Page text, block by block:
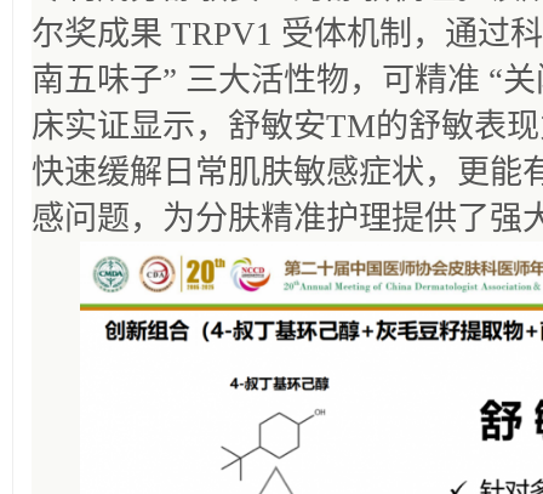
尔奖成果 TRPV1 受体机制，通过
南五味子” 三大活性物，可精准 “
床实证显示，舒敏安TM的舒敏表
快速缓解日常肌肤敏感症状，更能
感问题，为分肤精准护理提供了强